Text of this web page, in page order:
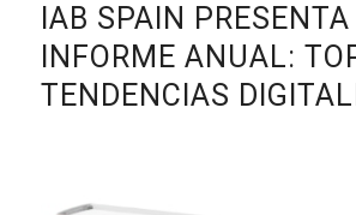
IAB SPAIN PRESENTA
INFORME ANUAL:
TENDENCIAS